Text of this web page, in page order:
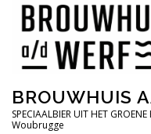
inhoud
BROUWHUIS
SPECIAALBIER UIT HET
Woubrugge